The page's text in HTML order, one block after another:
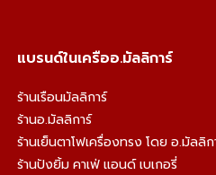
แบรนด์ในเครืออ.มัลลิการ์
ร้านเรือนมัลลิการ์
ร้านอ.มัลลิการ์
ร้านเย็นตาโฟเครื่องทรง โดย อ.มัลลิก
ร้านปังยิ้ม คาเฟ่ แอนด์ เบเกอรี่